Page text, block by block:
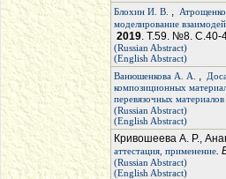
Блохин И. В. ,
моделирование
2019. Т.59. №8. С.40-
(Russian Abstract)
(English Abstract)
Ванюшенкова А. А.
,
композиционных
перевязочных
(Russian Abstract)
(English Abstract)
Кривошеева А. Р.,
аттестация, применение.
(Russian Abstract)
(English Abstract)